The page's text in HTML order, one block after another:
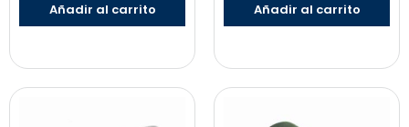
Añadir al carrito Añadir al carrito